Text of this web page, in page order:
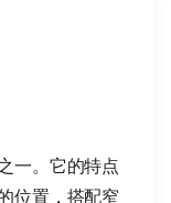
一。它的特点
位置，搭配窄